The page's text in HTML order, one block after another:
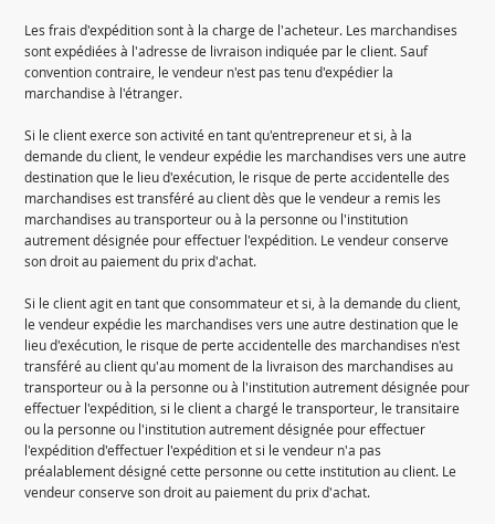
Les frais d'expédition sont à la charge de l'acheteur. Les marchandises
sont expédiées à l'adresse de livraison indiquée par le client. Sauf
convention contraire, le vendeur n'est pas tenu d'expédier la
marchandise à l'étranger.
Si le client exerce son activité en tant qu'entrepreneur et si, à la
demande du client, le vendeur expédie les marchandises vers une autre
destination que le lieu d'exécution, le risque de perte accidentelle des
marchandises est transféré au client dès que le vendeur a remis les
marchandises au transporteur ou à la personne ou l'institution
autrement désignée pour effectuer l'expédition. Le vendeur conserve
son droit au paiement du prix d'achat.
Si le client agit en tant que consommateur et si, à la demande du client,
le vendeur expédie les marchandises vers une autre destination que le
lieu d'exécution, le risque de perte accidentelle des marchandises n'est
transféré au client qu'au moment de la livraison des marchandises au
transporteur ou à la personne ou à l'institution autrement désignée pour
effectuer l'expédition, si le client a chargé le transporteur, le transitaire
ou la personne ou l'institution autrement désignée pour effectuer
l'expédition d'effectuer l'expédition et si le vendeur n'a pas
préalablement désigné cette personne ou cette institution au client. Le
vendeur conserve son droit au paiement du prix d'achat.